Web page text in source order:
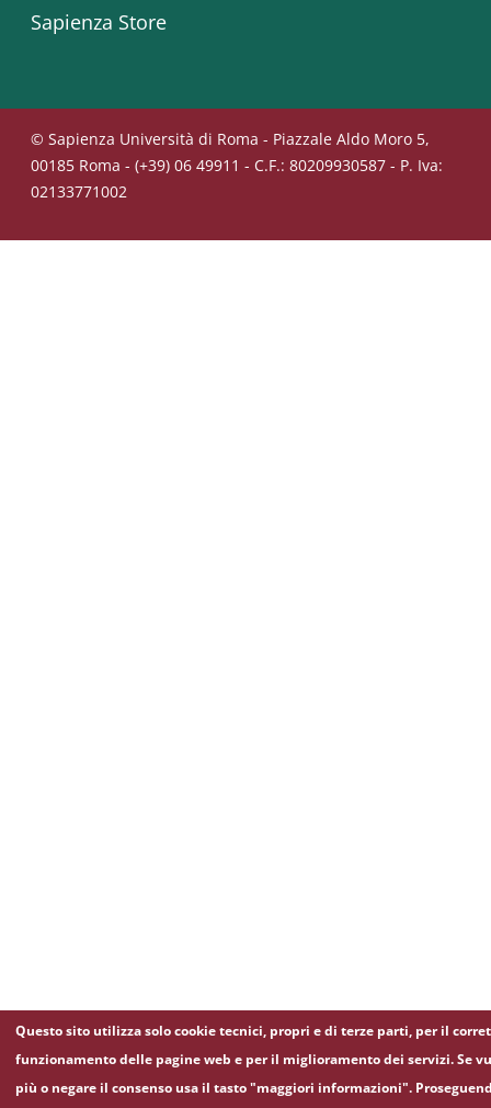
Sapienza Store
© Sapienza Università di Roma - Piazzale Aldo Moro 5,
00185 Roma - (+39) 06 49911 - C.F.: 80209930587 - P. Iva:
02133771002
Questo sito utilizza solo cookie tecnici, propri e di terze parti, per il
funzionamento delle pagine web e per il miglioramento dei servizi. Se
più o negare il consenso usa il tasto "maggiori informazioni".